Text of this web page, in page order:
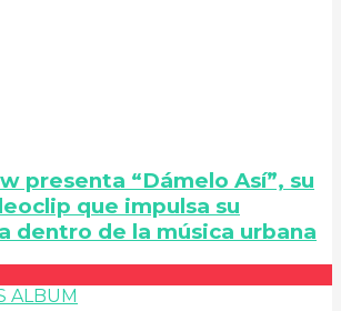
presenta “Dámelo Así”, su
que impulsa su
dentro de la música urbana